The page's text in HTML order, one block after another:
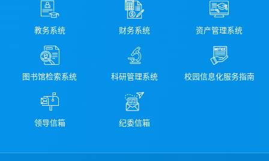
教务系统 财务系统 资产管理系统
图书馆检索系统 科研管理系统 校园信息化服务指南
领导信箱 纪委信箱